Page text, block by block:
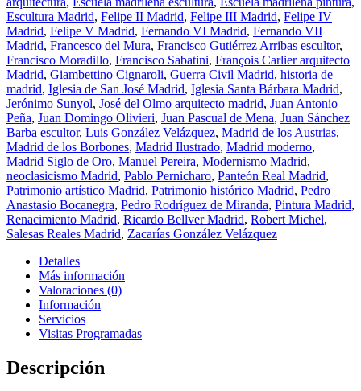
Escultura Madrid, Felipe II Madrid, Felipe III Madrid, Felipe IV
Madrid, Felipe V Madrid, Fernando VI Madrid, Fernando VII
Madrid, Francesco del Mura, Francisco Gutiérrez Arribas escultor,
Francisco Moradillo, Francisco Sabatini, François Carlier arquitecto
Madrid, Giambettino Cignaroli, Guerra Civil Madrid, historia de
madrid, Iglesia de San José Madrid, Iglesia Santa Bárbara Madrid,
Jerónimo Sunyol, José del Olmo arquitecto madrid, Juan Antonio
Peña, Juan Domingo Olivieri, Juan Pascual de Mena, Juan Sánchez
Barba escultor, Luis González Velázquez, Madrid de los Austrias,
Madrid de los Borbones, Madrid Ilustrado, Madrid moderno,
Madrid Siglo de Oro, Manuel Pereira, Modernismo Madrid,
neoclasicismo Madrid, Pablo Pernicharo, Panteón Real Madrid,
Patrimonio artístico Madrid, Patrimonio histórico Madrid, Pedro
Anastasio Bocanegra, Pedro Rodríguez de Miranda, Pintura Madrid,
Renacimiento Madrid, Ricardo Bellver Madrid, Robert Michel,
Salesas Reales Madrid, Zacarías González Velázquez
Detalles
Más información
Valoraciones (0)
Información
Servicios
Visitas Programadas
Descripción